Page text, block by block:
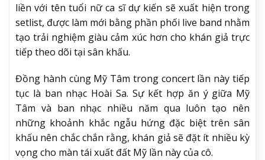
liền với tên tuổi nữ ca sĩ dự kiến sẽ xuất hiện trong
setlist, được làm mới bằng phần phối live band nhằm
tạo trải nghiệm giàu cảm xúc hơn cho khán giả trực
tiếp theo dõi tại sân khấu.
Đồng hành cùng Mỹ Tâm trong concert lần này tiếp
tục là ban nhạc Hoài Sa. Sự kết hợp ăn ý giữa Mỹ
Tâm và ban nhạc nhiều năm qua luôn tạo nên
những khoảnh khắc ngẫu hứng đặc biệt trên sân
khấu nên chắc chắn rằng, khán giả sẽ đặt ít nhiều kỳ
vọng cho màn tái xuất đất Mỹ lần này của cô.